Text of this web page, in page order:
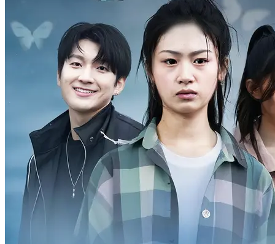
Keluarga Ye yang diwakili oleh Ye Feng adalah aliran seni bela diri
nombor satu di Lingzhou. Mereka berhasrat untuk bersatu dengan
keluarga Xiao yang diwakili oleh Xiao Ye untuk menentang
pencerobohan seni bela diri lembut dari negara asing. Namun, Xiao
Ye mengkhianati keluarga Ye dan bersekutu dengan orang asing
untuk memusnahkan keluarga Ye! Anak perempuan tunggal Ye
Feng, Ye Wanqiu, sedang mengandung lapan bulan anak lelaki Xiao
Ran. Dengan bantuan Xiao Ye, wakil seni bela diri lembut asing,
Sha Wusheng, membunuh Ye Feng. Ye Wanqiu melarikan diri dan
melahirkan kembar tiga! Guru Besar Tianxuan dari Kuil Naga Emas
meramalkan kedatangan orang yang ditakdirkan untuk
menyelamatkan seni bela diri Lingzhou. Beliau membawa kembar
tiga itu ke Kuil Naga Emas untuk dibesarkan. Murid-murid keluarga
Ye yang berada di luar, Wang Yangming dan Li Zhendong, kembali
tepat pada masanya untuk mengusir Sha Wusheng dan
menyelamatkan nyawa Ye Wanqiu. Setelah sedar, Ye Wanqiu
bersumpah untuk bermusuhan dengan keluarga Xiao dan berjanji
untuk memulihkan kegemilangan keluarga Ye dalam pertukaran seni
bela diri Lingzhou tujuh tahun kemudian, membuktikan kepada
orang asing bahawa keluarga Ye di Lingzhou tidak mudah
dijatuhkan! Tujuh tahun kemudian, di pertukaran seni bela diri
Lingzhou, semua aliran seni bela diri Lingzhou kalah berturut-turut